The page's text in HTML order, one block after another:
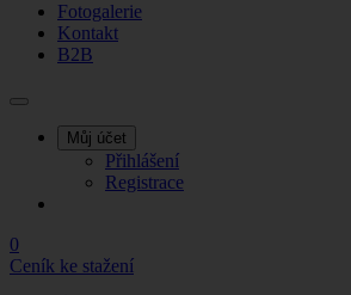
Fotogalerie
Kontakt
B2B
Můj účet
Přihlášení
Registrace
0
Ceník ke stažení